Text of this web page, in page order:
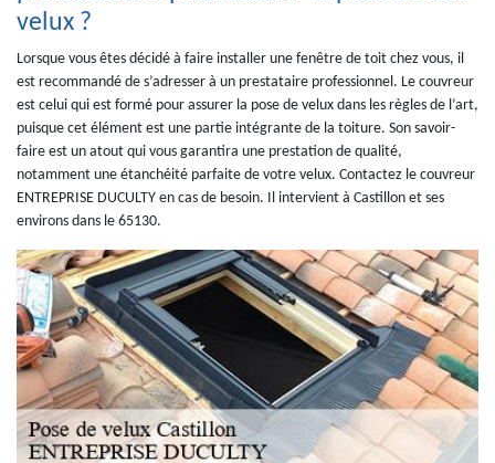
velux ?
Lorsque vous êtes décidé à faire installer une fenêtre de toit chez vous, il
est recommandé de s’adresser à un prestataire professionnel. Le couvreur
est celui qui est formé pour assurer la pose de velux dans les règles de l’art,
puisque cet élément est une partie intégrante de la toiture. Son savoir-
faire est un atout qui vous garantira une prestation de qualité,
notamment une étanchéité parfaite de votre velux. Contactez le couvreur
ENTREPRISE DUCULTY en cas de besoin. Il intervient à Castillon et ses
environs dans le 65130.